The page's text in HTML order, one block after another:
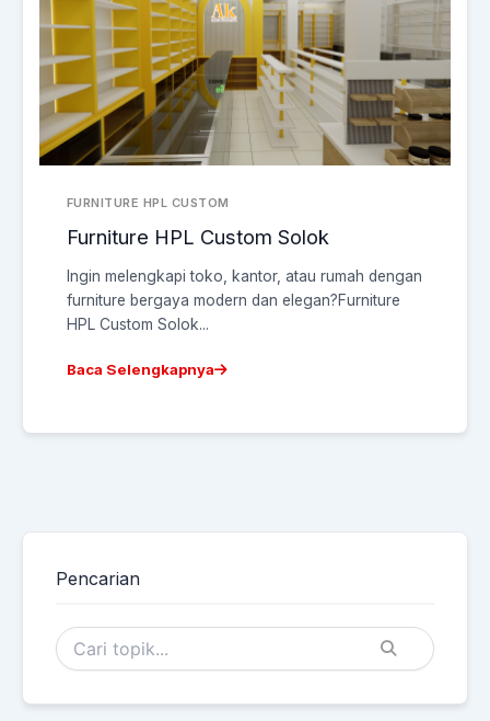
FURNITURE HPL CUSTOM
Furniture HPL Custom Solok
Ingin melengkapi toko, kantor, atau rumah dengan
furniture bergaya modern dan elegan?Furniture
HPL Custom Solok...
Baca Selengkapnya
Pencarian